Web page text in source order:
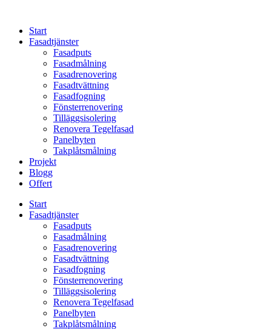
contentStart
Fasadtjänster
Fasadputs
Fasadmålning
Fasadrenovering
Fasadtvättning
Fasadfogning
Fönsterrenovering
Tilläggsisolering
Renovera Tegelfasad
Panelbyten
Takplåtsmålning
Projekt
Blogg
Offert
Start
Fasadtjänster
Fasadputs
Fasadmålning
Fasadrenovering
Fasadtvättning
Fasadfogning
Fönsterrenovering
Tilläggsisolering
Renovera Tegelfasad
Panelbyten
Takplåtsmålning